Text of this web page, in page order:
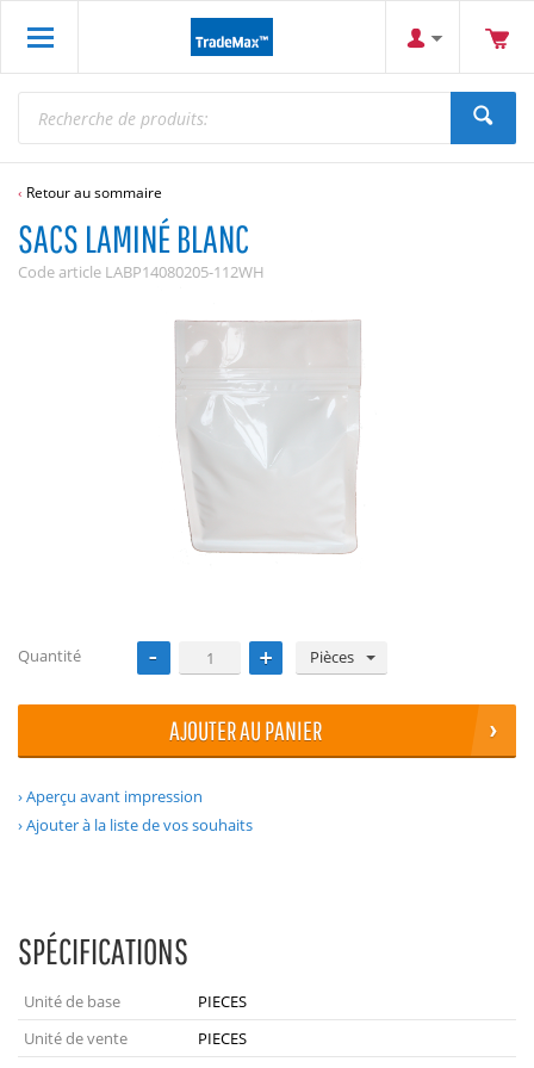
Retour au sommaire
SACS LAMINÉ BLANC
Code article LABP14080205-112WH
Quantité Pièces
AJOUTER AU PANIER
Aperçu avant impression
Ajouter à la liste de vos souhaits
SPÉCIFICATIONS
Unité de base
PIECES
Unité de vente
PIECES